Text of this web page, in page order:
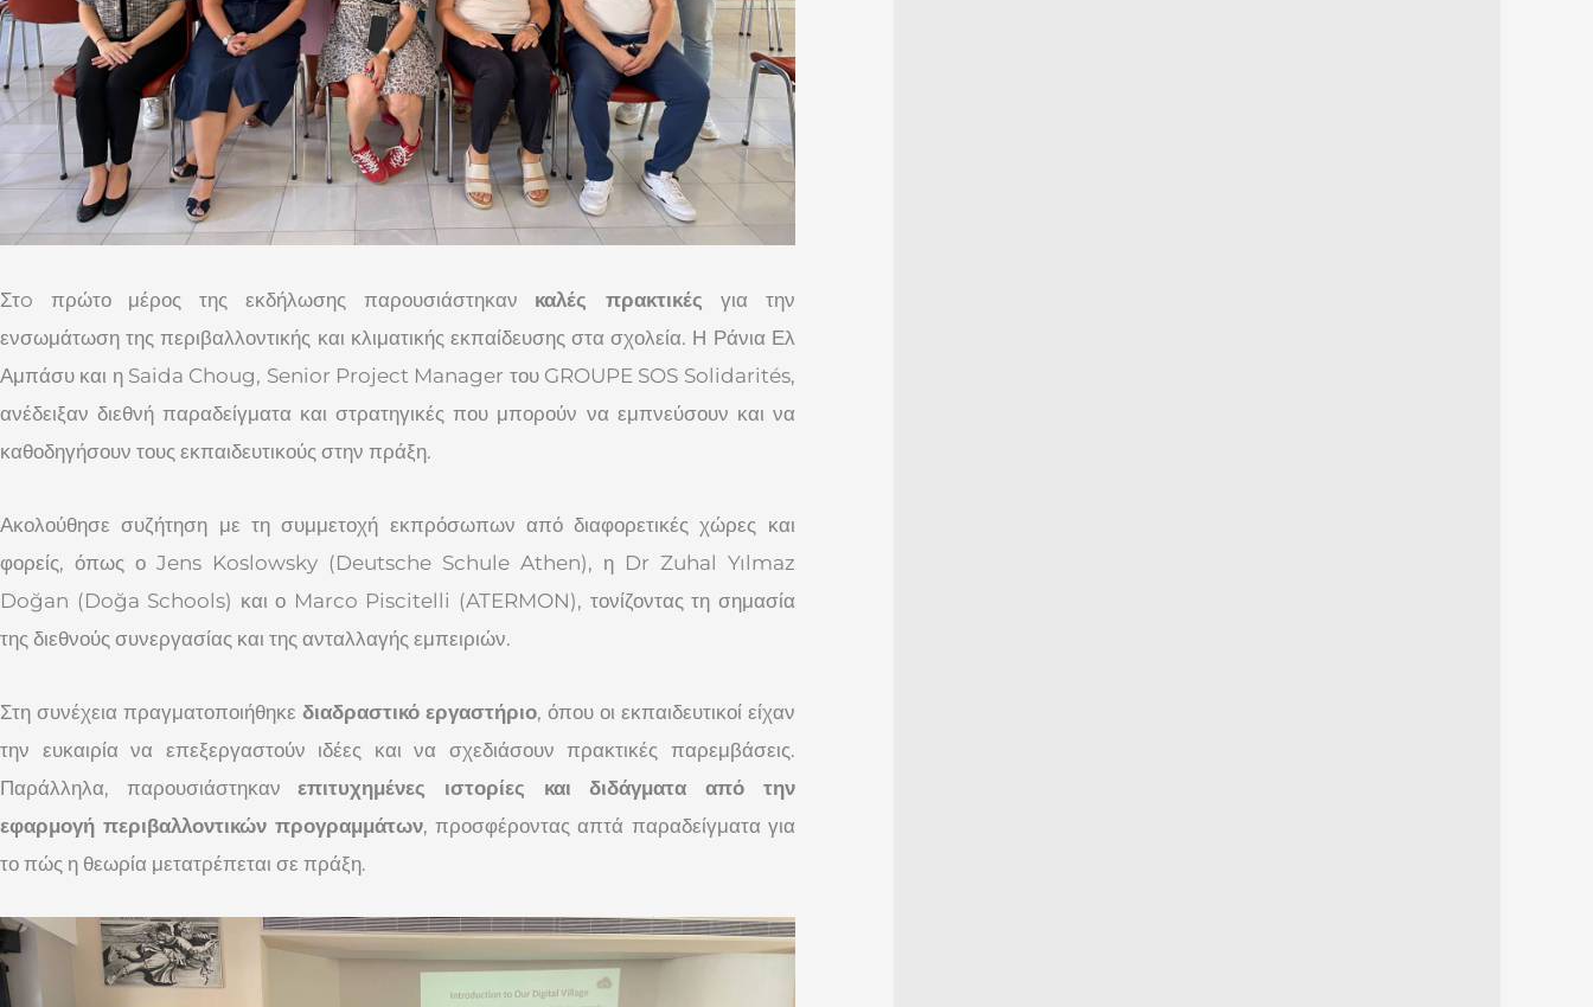
Στo πρώτο μέρος της εκδήλωσης παρουσιάστηκαν καλές πρακτικές για την
ενσωμάτωση της περιβαλλοντικής και κλιματικής εκπαίδευσης στα σχολεία. Η Ράνια Ελ
Αμπάσυ και η Saida Choug, Senior Project Manager του GROUPE SOS Solidarités,
ανέδειξαν διεθνή παραδείγματα και στρατηγικές που μπορούν να εμπνεύσουν και να
καθοδηγήσουν τους εκπαιδευτικούς στην πράξη.
Ακολούθησε συζήτηση με τη συμμετοχή εκπρόσωπων από διαφορετικές χώρες και
φορείς, όπως ο Jens Koslowsky (Deutsche Schule Athen), η Dr Zuhal Yılmaz
Doğan (Doğa Schools) και ο Marco Piscitelli (ATERMON), τονίζοντας τη σημασία
της διεθνούς συνεργασίας και της ανταλλαγής εμπειριών.
Στη συνέχεια πραγματοποιήθηκε διαδραστικό εργαστήριο, όπου οι εκπαιδευτικοί είχαν
την ευκαιρία να επεξεργαστούν ιδέες και να σχεδιάσουν πρακτικές παρεμβάσεις.
Παράλληλα, παρουσιάστηκανεπιτυχημένες ιστορίες και διδάγματα από την
εφαρμογή περιβαλλοντικών προγραμμάτων, προσφέροντας απτά παραδείγματα για
το πώς η θεωρία μετατρέπεται σε πράξη.